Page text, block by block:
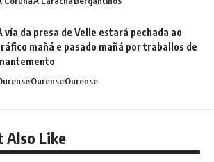
vía da presa de Velle estará pechada ao
mañá e pasado mañá por traballos de
OurenseOurense
Also Like